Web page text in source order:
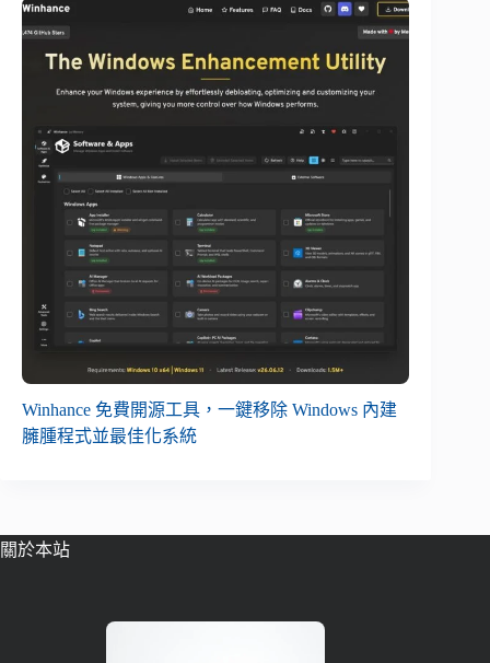
Winhance 免費開源工具，一鍵移除 Windows 內建
臃腫程式並最佳化系統
關於本站